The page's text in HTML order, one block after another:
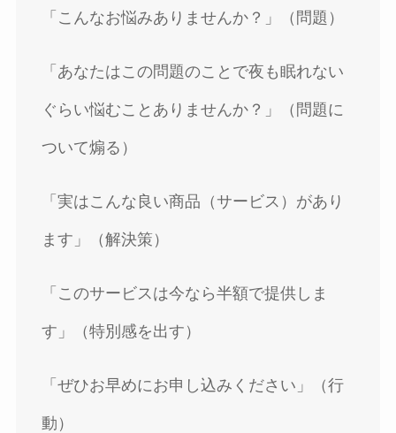
「こんなお悩みありませんか？」（問題）
「あなたはこの問題のことで夜も眠れない
ぐらい悩むことありませんか？」（問題に
ついて煽る）
「実はこんな良い商品（サービス）があり
ます」（解決策）
「このサービスは今なら半額で提供しま
す」（特別感を出す）
「ぜひお早めにお申し込みください」（行
動）